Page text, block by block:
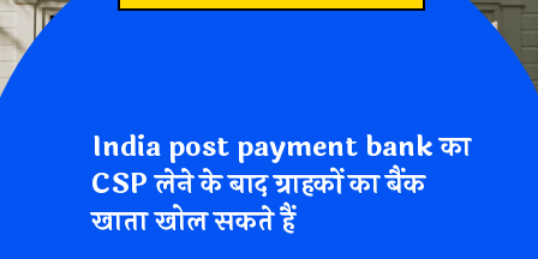
India post payment bank का
CSP लेने के बाद ग्राहकों का बैंक
खाता खोल सकते हैं